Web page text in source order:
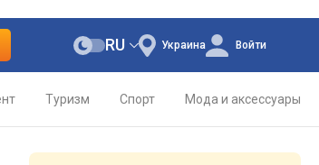
Украина
RU Войти
Туризм Спорт Мода и аксессуары